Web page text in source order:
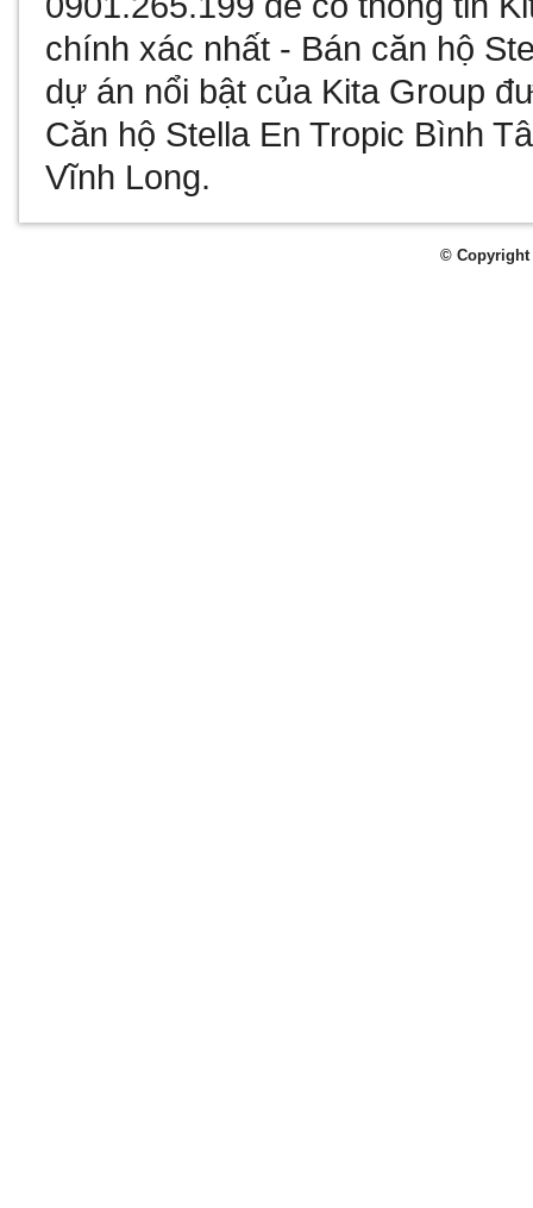
chính xác nhất - Bán căn hộ
dự án nổi bật của Kita Group
Căn hộ Stella En Tropic Bình
Vĩnh Long.
© Copyright